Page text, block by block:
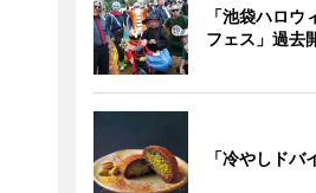
「池袋ハロウ
フェス」過去
「冷やしドバ